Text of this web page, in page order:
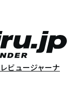
レビュージャーナ